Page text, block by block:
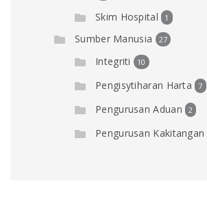
Skim Hospital 1
Sumber Manusia 27
Integriti 10
Pengisytiharan Harta 7
Pengurusan Aduan 2
Pengurusan Kakitangan